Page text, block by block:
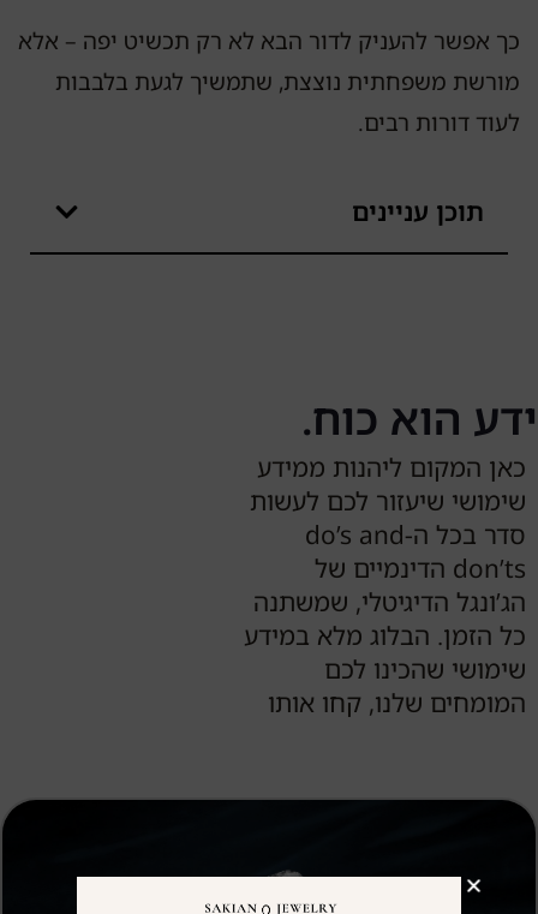
כך אפשר להעניק לדור הבא לא רק תכשיט יפה – אלא
מורשת משפחתית נוצצת, שתמשיך לגעת בלבבות
לעוד דורות רבים.
תוכן עניינים
ידע הוא כוח.
כאן המקום ליהנות ממידע
שימושי שיעזור לכם לעשות
סדר בכל ה-do’s and
don’ts הדינמיים של
הג’ונגל הדיגיטלי, שמשתנה
כל הזמן. הבלוג מלא במידע
שימושי שהכינו לכם
המומחים שלנו, קחו אותו